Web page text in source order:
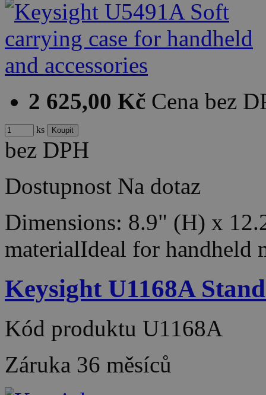
2 625,00 Kč Cena bez
ks
bez DPH
Dostupnost Na dotaz
Dimensions: 8.9" (H) x
materialIdeal for
Keysight U1168A
Kód produktu U1168A
Záruka 36 měsíců